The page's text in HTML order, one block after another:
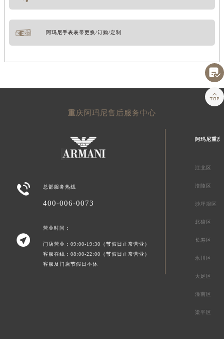
阿玛尼手表表带更换/订购/定制
重庆阿玛尼售后服务中心
 总部服务热线
400-006-0073

营业时间：
门店营业：09:00-19:30（节假日正常营业）
客服在线：08:00-22:00（节假日正常营业）
客服及门店节假日不休
阿玛尼重
江北区
涪陵区
沙坪坝区
北碚区
长寿区
永川区
大足区
潼南区
梁平区

